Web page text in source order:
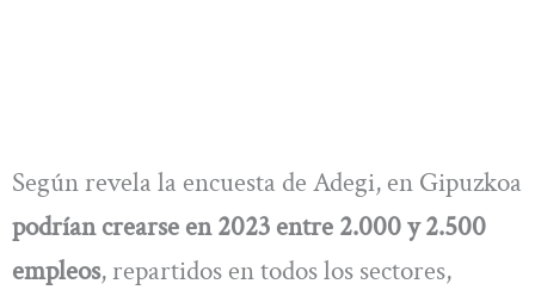
Según revela la encuesta de Adegi, en Gipuzkoa
podrían crearse en 2023 entre 2.000 y 2.500
empleos, repartidos en todos los sectores,